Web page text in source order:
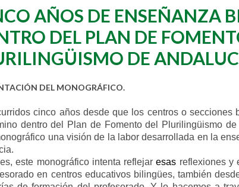
AÑOS DE ENSEÑANZA
DEL PLAN DE
DE
DEL MONOGRÁFICO.
cinco años desde que los centros o secciones
dentro del Plan de Fomento del Plurilingüismo
una visión de la labor desarrollada en la
este monográfico intenta reflejaresas reflexiones y
en centros educativos bilingües, también